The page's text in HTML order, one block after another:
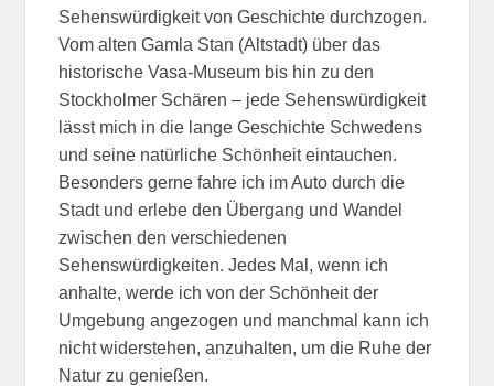
Sehenswürdigkeit von Geschichte durchzogen.
Vom alten Gamla Stan (Altstadt) über das
historische Vasa-Museum bis hin zu den
Stockholmer Schären – jede Sehenswürdigkeit
lässt mich in die lange Geschichte Schwedens
und seine natürliche Schönheit eintauchen.
Besonders gerne fahre ich im Auto durch die
Stadt und erlebe den Übergang und Wandel
zwischen den verschiedenen
Sehenswürdigkeiten. Jedes Mal, wenn ich
anhalte, werde ich von der Schönheit der
Umgebung angezogen und manchmal kann ich
nicht widerstehen, anzuhalten, um die Ruhe der
Natur zu genießen.